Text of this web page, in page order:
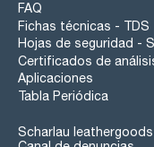
FAQ
Fichas técnicas - TDS
Hojas de seguridad -
Certificados de
Aplicaciones
Tabla Periódica
Scharlau leathergoods